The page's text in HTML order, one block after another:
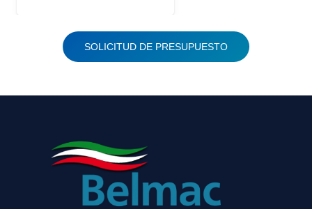
SOLICITUD DE PRESUPUESTO